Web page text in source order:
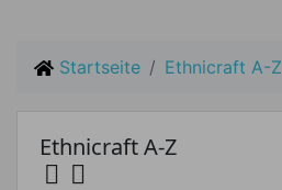
Startseite Ethnicraft A-Z
Ethnicraft A-Z
 